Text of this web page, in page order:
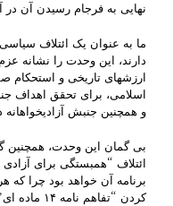
نهایی بە فرجام رسیدن آن در
ما به عنوان یک ائتلاف
دارند، این وحدت را نشانه
ارزشهای تاریخی و استحکام
اسلامی، برای تحقق اهداف
و همچنين جنبش
بی گمان این وحدت، همچنین
ائتلاف “همبستگی برای
برنامه آن خواهد بود چرا که
کردن